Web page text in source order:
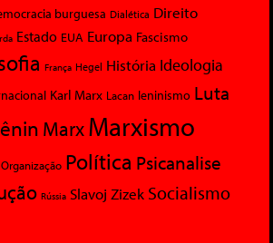
burguesa Dialética Direito
Estado EUA Europa Fascismo
França Hegel História Ideologia
Karl Marx Lacan leninismo Luta
MarxMarxismo
Organização Política Psicanalise
Rússia Slavoj Zizek Socialismo